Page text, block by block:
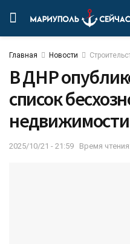
Главная Новости
В ДНР
список
2025/10/21 - 21:59 Время